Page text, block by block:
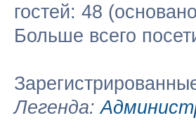
гостей: 48
Больше всего
Легенда: